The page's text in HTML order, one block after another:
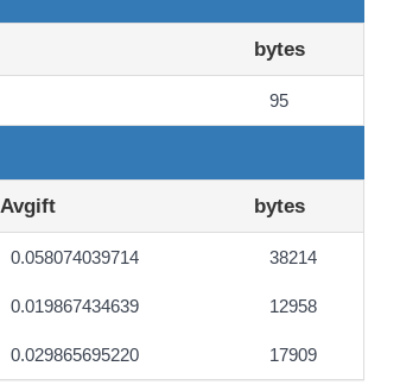
bytes
95
Avgift bytes
0.058074039714 38214
0.019867434639 12958
0.029865695220 17909